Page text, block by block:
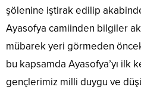
şölenine iştirak edilip
Ayasofya camiinden bilgiler
mübarek yeri görmeden
bu kapsamda Ayasofya’yı ilk
gençlerimiz milli duygu ve